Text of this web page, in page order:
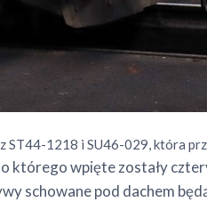
1218 i SU46-029, która
którego wpięte zostały
schowane pod dachem